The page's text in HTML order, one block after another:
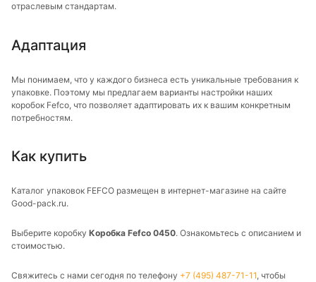
отраслевым стандартам.
Адаптация
Мы понимаем, что у каждого бизнеса есть уникальные требования к
упаковке. Поэтому мы предлагаем варианты настройки наших
коробок Fefco, что позволяет адаптировать их к вашим конкретным
потребностям.
Как купить
Каталог упаковок FEFCO размещен в интернет-магазине на сайте
Good-pack.ru.
Выберите коробку Коробка Fefco 0450. Ознакомьтесь с описанием и
стоимостью.
Свяжитесь с нами сегодня по телефону +7 (495) 487-71-11, чтобы